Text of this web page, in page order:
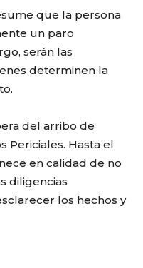
que la persona
un paro
serán las
determinen la
del arribo de
Periciales. Hasta el
en calidad de no
diligencias
los hechos y